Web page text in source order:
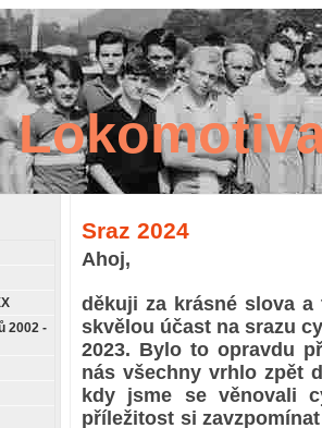
2002 -
Sraz 2024
Ahoj,
děkuji za krásné slova
skvělou účast na srazu
2023. Bylo to opravdu
nás všechny vrhlo zpět
kdy jsme se věnovali
příležitost si